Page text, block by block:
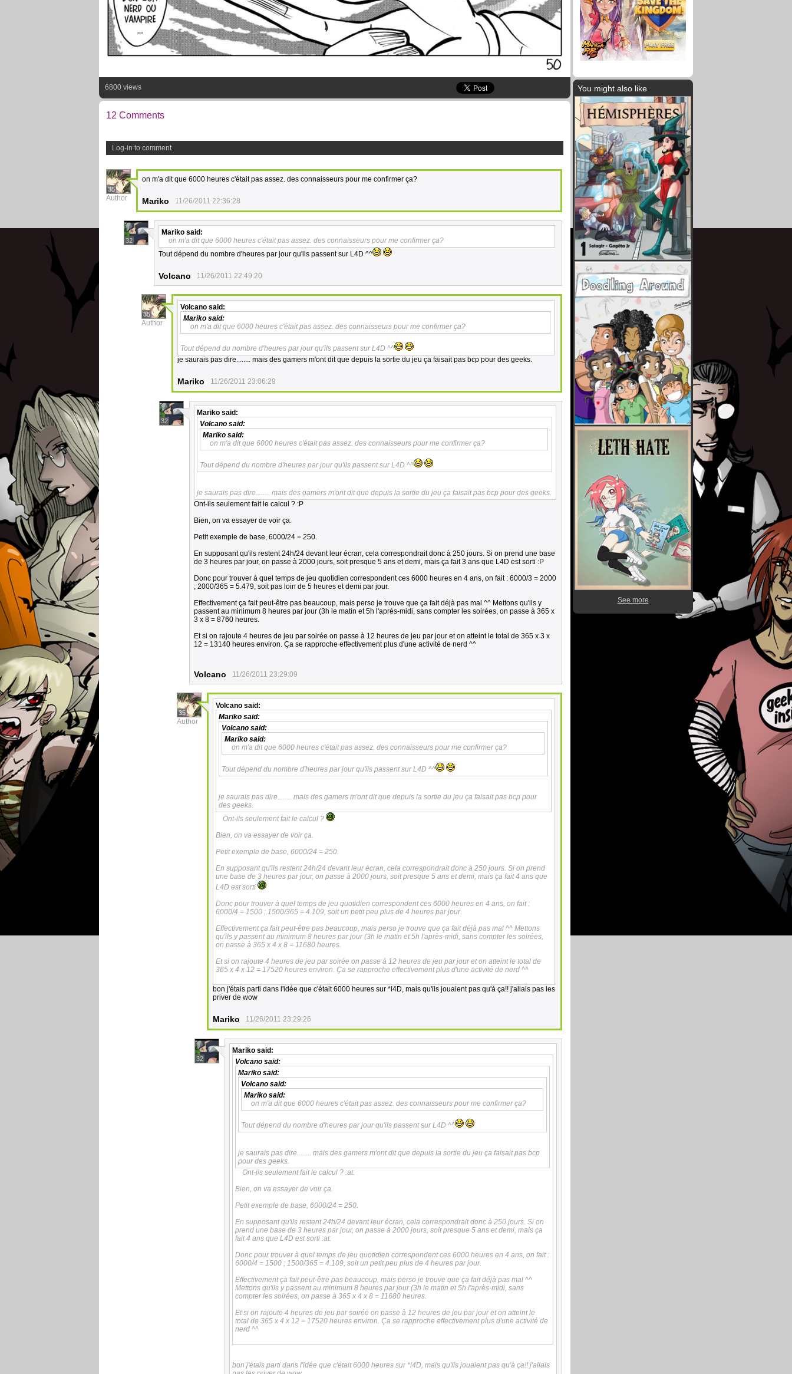
6800 views
12 Comments
Log-in to comment
35
Author
on m'a dit que 6000 heures c'était pas assez. des connaisseurs pour me confirmer ça?
Mariko 11/26/2011 22:36:28
32
Mariko said:
on m'a dit que 6000 heures c'était pas assez. des connaisseurs pour me confirmer ça?
Tout dépend du nombre d'heures par jour qu'ils passent sur L4D ^^
Volcano 11/26/2011 22:49:20
35
Author
Volcano said:
Mariko said:
on m'a dit que 6000 heures c'était pas assez. des connaisseurs pour me confirmer ça?
Tout dépend du nombre d'heures par jour qu'ils passent sur L4D ^^
je saurais pas dire........ mais des gamers m'ont dit que depuis la sortie du jeu ça faisait pas bcp pour des geeks.
Mariko 11/26/2011 23:06:29
32
Mariko said:
Volcano said:
Mariko said:
on m'a dit que 6000 heures c'était pas assez. des connaisseurs pour me confirmer ça?
Tout dépend du nombre d'heures par jour qu'ils passent sur L4D ^^
je saurais pas dire........ mais des gamers m'ont dit que depuis la sortie du jeu ça faisait pas bcp pour des geeks.
Ont-ils seulement fait le calcul ? :P
Bien, on va essayer de voir ça.
Petit exemple de base, 6000/24 = 250.
En supposant qu'ils restent 24h/24 devant leur écran, cela correspondrait donc à 250 jours. Si on prend une base
de 3 heures par jour, on passe à 2000 jours, soit presque 5 ans et demi, mais ça fait 3 ans que L4D est sorti :P
Donc pour trouver à quel temps de jeu quotidien correspondent ces 6000 heures en 4 ans, on fait : 6000/3 = 2000
; 2000/365 = 5.479, soit pas loin de 5 heures et demi par jour.
Effectivement ça fait peut-être pas beaucoup, mais perso je trouve que ça fait déjà pas mal ^^ Mettons qu'ils y
passent au minimum 8 heures par jour (3h le matin et 5h l'après-midi, sans compter les soirées, on passe à 365 x
3 x 8 = 8760 heures.
Et si on rajoute 4 heures de jeu par soirée on passe à 12 heures de jeu par jour et on atteint le total de 365 x 3 x
12 = 13140 heures environ. Ça se rapproche effectivement plus d'une activité de nerd ^^
Volcano 11/26/2011 23:29:09
35
Author
Volcano said:
Mariko said:
Volcano said:
Mariko said:
on m'a dit que 6000 heures c'était pas assez. des connaisseurs pour me confirmer ça?
Tout dépend du nombre d'heures par jour qu'ils passent sur L4D ^^
je saurais pas dire........ mais des gamers m'ont dit que depuis la sortie du jeu ça faisait pas bcp pour
des geeks.
Ont-ils seulement fait le calcul ?
Bien, on va essayer de voir ça.
Petit exemple de base, 6000/24 = 250.
En supposant qu'ils restent 24h/24 devant leur écran, cela correspondrait donc à 250 jours. Si on prend
une base de 3 heures par jour, on passe à 2000 jours, soit presque 5 ans et demi, mais ça fait 4 ans que
L4D est sorti
Donc pour trouver à quel temps de jeu quotidien correspondent ces 6000 heures en 4 ans, on fait :
6000/4 = 1500 ; 1500/365 = 4.109, soit un petit peu plus de 4 heures par jour.
Effectivement ça fait peut-être pas beaucoup, mais perso je trouve que ça fait déjà pas mal ^^ Mettons
qu'ils y passent au minimum 8 heures par jour (3h le matin et 5h l'après-midi, sans compter les soirées,
on passe à 365 x 4 x 8 = 11680 heures.
Et si on rajoute 4 heures de jeu par soirée on passe à 12 heures de jeu par jour et on atteint le total de
365 x 4 x 12 = 17520 heures environ. Ça se rapproche effectivement plus d'une activité de nerd ^^
bon j'étais parti dans l'idée que c'était 6000 heures sur *l4D, mais qu'ils jouaient pas qu'à ça!! j'allais pas les
priver de wow
Mariko 11/26/2011 23:29:26
32
Mariko said:
Volcano said:
Mariko said:
Volcano said:
Mariko said:
on m'a dit que 6000 heures c'était pas assez. des connaisseurs pour me confirmer ça?
Tout dépend du nombre d'heures par jour qu'ils passent sur L4D ^^
je saurais pas dire........ mais des gamers m'ont dit que depuis la sortie du jeu ça faisait pas bcp
pour des geeks.
Ont-ils seulement fait le calcul ? :at:
Bien, on va essayer de voir ça.
Petit exemple de base, 6000/24 = 250.
En supposant qu'ils restent 24h/24 devant leur écran, cela correspondrait donc à 250 jours. Si on
prend une base de 3 heures par jour, on passe à 2000 jours, soit presque 5 ans et demi, mais ça
fait 4 ans que L4D est sorti :at:
Donc pour trouver à quel temps de jeu quotidien correspondent ces 6000 heures en 4 ans, on fait :
6000/4 = 1500 ; 1500/365 = 4.109, soit un petit peu plus de 4 heures par jour.
Effectivement ça fait peut-être pas beaucoup, mais perso je trouve que ça fait déjà pas mal ^^
Mettons qu'ils y passent au minimum 8 heures par jour (3h le matin et 5h l'après-midi, sans
compter les soirées, on passe à 365 x 4 x 8 = 11680 heures.
Et si on rajoute 4 heures de jeu par soirée on passe à 12 heures de jeu par jour et on atteint le
total de 365 x 4 x 12 = 17520 heures environ. Ça se rapproche effectivement plus d'une activité de
nerd ^^
bon j'étais parti dans l'idée que c'était 6000 heures sur *l4D, mais qu'ils jouaient pas qu'à ça!! j'allais
You might also like
See more